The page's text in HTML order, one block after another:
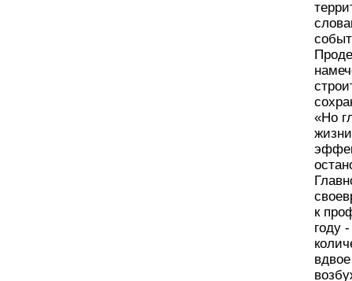
«Но
к
году